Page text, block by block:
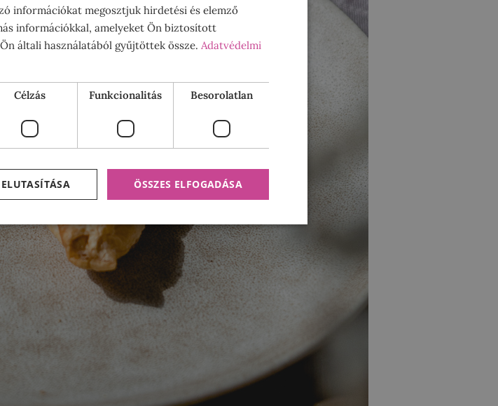
információkat megosztjuk hirdetési és elemző
információkkal, amelyeket Ön biztosított
általi használatából gyűjtöttek össze. Adatvédelmi
Célzás Funkcionalitás Besorolatlan
ÖSSZES ELFOGADÁSA
ELUTASÍTÁSA